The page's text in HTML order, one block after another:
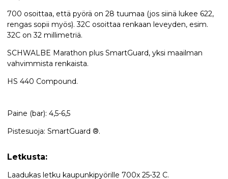
700 osoittaa, että pyörä on 28 tuumaa (jos siinä lukee 622,
rengas sopii myös). 32C osoittaa renkaan leveyden, esim.
32C on 32 millimetriä.
SCHWALBE Marathon plus SmartGuard, yksi maailman
vahvimmista renkaista.
HS 440 Compound.
Paine (bar): 4,5-6,5
Pistesuoja: SmartGuard ®.
Letkusta:
Laadukas letku kaupunkipyörille 700x 25-32 C.